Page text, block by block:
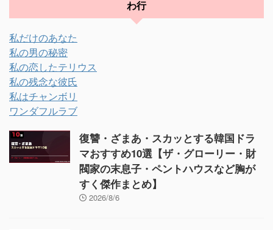
わ行
私だけのあなた
私の男の秘密
私の恋したテリウス
私の残念な彼氏
私はチャンボリ
ワンダフルラブ
復讐・ざまあ・スカッとする韓国ドラ
マおすすめ10選【ザ・グローリー・財
閥家の末息子・ペントハウスなど胸が
すく傑作まとめ】
2026/8/6